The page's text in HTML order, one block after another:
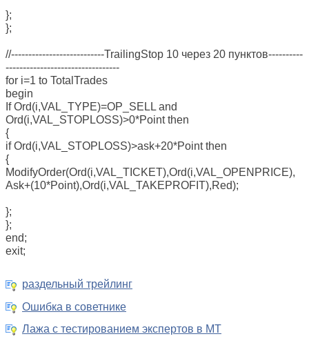
};
};
//---------------------------TrailingStop 10 через 20 пунктов----------
---------------------------------
for i=1 to TotalTrades
begin
If Ord(i,VAL_TYPE)=OP_SELL and
Ord(i,VAL_STOPLOSS)>0*Point then
{
if Ord(i,VAL_STOPLOSS)>ask+20*Point then
{
ModifyOrder(Ord(i,VAL_TICKET),Ord(i,VAL_OPENPRICE),
Ask+(10*Point),Ord(i,VAL_TAKEPROFIT),Red);
};
};
end;
exit;
раздельный трейлинг
Ошибка в советнике
Лажа с тестированием экспертов в MT